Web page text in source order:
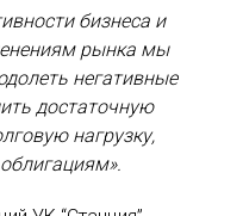
бизнеса и
рынка мы
негативные
достаточную
нагрузку,